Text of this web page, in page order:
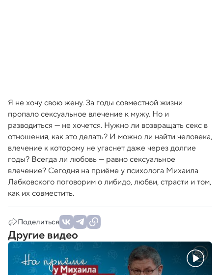
Я не хочу свою жену. За годы совместной жизни
пропало сексуальное влечение к мужу. Но и
разводиться — не хочется. Нужно ли возвращать секс в
отношения, как это делать? И можно ли найти человека,
влечение к которому не угаснет даже через долгие
годы? Всегда ли любовь — равно сексуальное
влечение? Сегодня на приёме у психолога Михаила
Лабковского поговорим о либидо, любви, страсти и том,
как их совместить.
Поделиться
Другие видео